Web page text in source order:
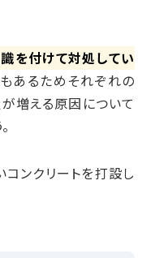
を付けて対処してい
あるためそれぞれの
増える原因について
コンクリートを打設し